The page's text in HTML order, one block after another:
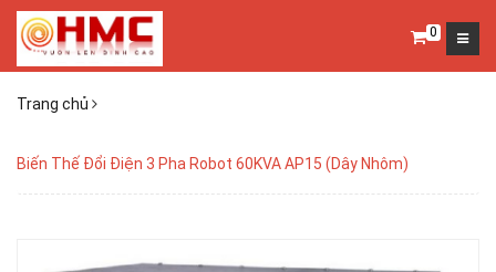
0
Trang chủ
Biến Thế Đổi Điện 3 Pha Robot 60KVA AP15 (Dây Nhôm)